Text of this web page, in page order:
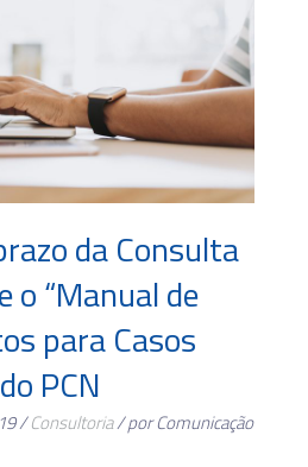
da Consulta
o “Manual de
para Casos
PCN
/Consultoria/ por Comunicação